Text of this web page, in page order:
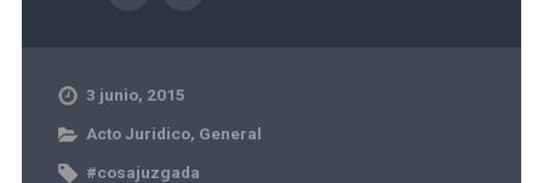
3 junio, 2015
Acto Juridico, General
#cosajuzgada